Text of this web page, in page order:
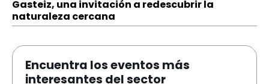
Gasteiz, una invitación a redescubrir la
naturaleza cercana
Encuentra los eventos más
interesantes del sector